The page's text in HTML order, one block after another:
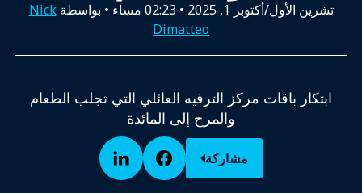
تشرين الأول/أكتوبر 1, 2025 • 02:23 مساء • بواسطةNick
Dimatteo
ابتكار باقات مركز الترفيه العائلي التي تجلب الطعام
والمرح إلى المائدة
مشاركة